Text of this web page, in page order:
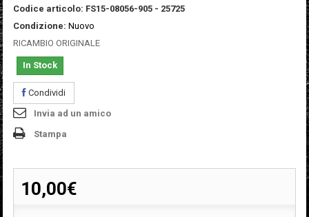
Codice articolo: FS15-08056-905 - 25725
Condizione: Nuovo
RICAMBIO ORIGINALE
In Stock
Condividi
Invia ad un amico
Stampa
10,00€